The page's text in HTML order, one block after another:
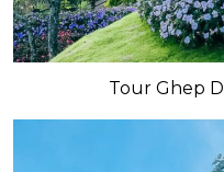
Tour Ghep